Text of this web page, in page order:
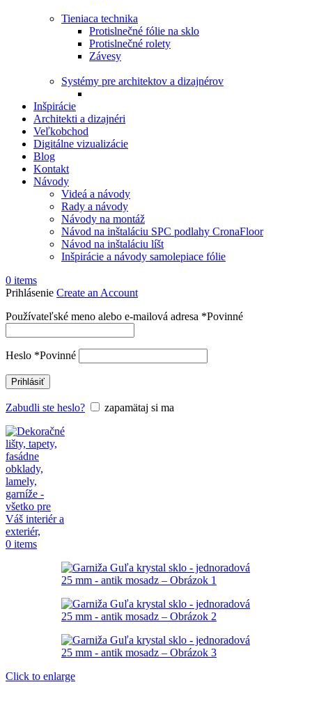
Tieniaca technika
Protislnečné fólie na sklo
Protislnečné rolety
Závesy
Systémy pre architektov a dizajnérov
Inšpirácie
Architekti a dizajnéri
Veľkobchod
Digitálne vizualizácie
Blog
Kontakt
Návody
Videá a návody
Rady a návody
Návody na montáž
Návod na inštaláciu SPC podlahy CronaFloor
Návod na inštaláciu líšt
Inšpirácie a návody samolepiace fólie
0 items
Prihlásenie Create an Account
Používateľské meno alebo e-mailová adresa *Povinné
Heslo *Povinné
Prihlásiť
Zabudli ste heslo? zapamätaj si ma
0 items
Click to enlarge